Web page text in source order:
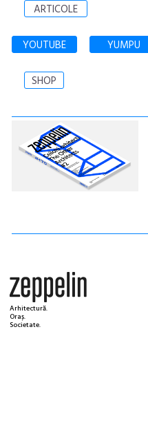
ARTICOLE
YOUTUBE YUMPU
SHOP
Arhitectură.
Oraș.
Societate.